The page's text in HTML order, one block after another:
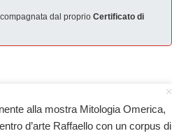
dal proprio Certificato di
alla mostra Mitologia Omerica,
d’arte Raffaello con un corpus di